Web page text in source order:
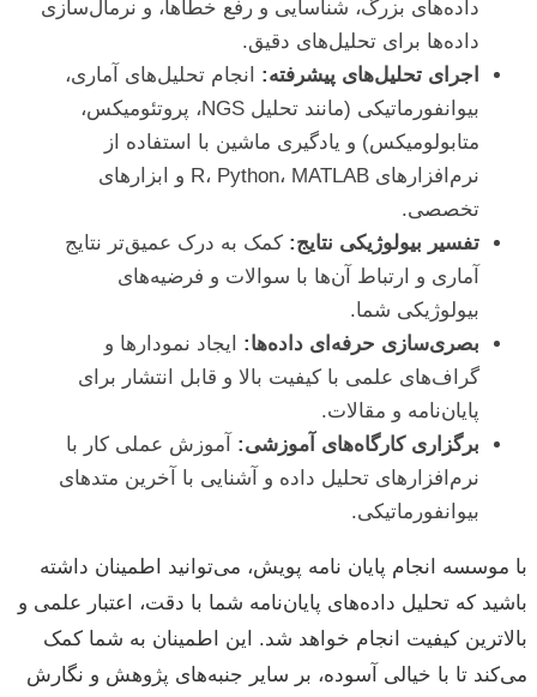
داده‌های بزرگ، شناسایی و رفع خطاها، و نرمال‌سازی
داده‌ها برای تحلیل‌های دقیق.
اجرای تحلیل‌های پیشرفته: انجام تحلیل‌های آماری،
بیوانفورماتیکی (مانند تحلیل NGS، پروتئومیکس،
متابولومیکس) و یادگیری ماشین با استفاده از
نرم‌افزارهای R، Python، MATLAB و ابزارهای
تخصصی.
تفسیر بیولوژیکی نتایج: کمک به درک عمیق‌تر نتایج
آماری و ارتباط آن‌ها با سوالات و فرضیه‌های
بیولوژیکی شما.
بصری‌سازی حرفه‌ای داده‌ها: ایجاد نمودارها و
گراف‌های علمی با کیفیت بالا و قابل انتشار برای
پایان‌نامه و مقالات.
برگزاری کارگاه‌های آموزشی: آموزش عملی کار با
نرم‌افزارهای تحلیل داده و آشنایی با آخرین متدهای
بیوانفورماتیکی.
با موسسه انجام پایان نامه پویش، می‌توانید اطمینان داشته
باشید که تحلیل داده‌های پایان‌نامه شما با دقت، اعتبار علمی و
بالاترین کیفیت انجام خواهد شد. این اطمینان به شما کمک
می‌کند تا با خیالی آسوده، بر سایر جنبه‌های پژوهش و نگارش